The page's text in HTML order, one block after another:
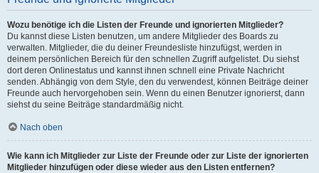
Wozu benötige ich die Listen der Freunde und ignorierten Mitglieder?
Du kannst diese Listen benutzen, um andere Mitglieder des Boards zu
verwalten. Mitglieder, die du deiner Freundesliste hinzufügst, werden in
deinem persönlichen Bereich für den schnellen Zugriff aufgelistet. Du siehst
dort deren Onlinestatus und kannst ihnen schnell eine Private Nachricht
senden. Abhängig von dem Style, den du verwendest, können Beiträge deiner
Freunde auch hervorgehoben sein. Wenn du einen Benutzer ignorierst, dann
siehst du seine Beiträge standardmäßig nicht.
Nach oben
Wie kann ich Mitglieder zur Liste der Freunde oder zur Liste der ignorierten
Mitglieder hinzufügen oder diese wieder aus den Listen entfernen?